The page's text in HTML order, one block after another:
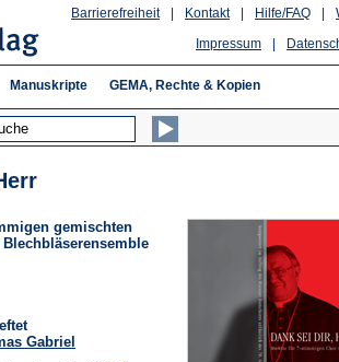
Hilfe/FAQ
Kontakt
Barrierefreiheit
Impressum
Manuskripte GEMA, Rechte & Kopien
gemischten
Gabriel